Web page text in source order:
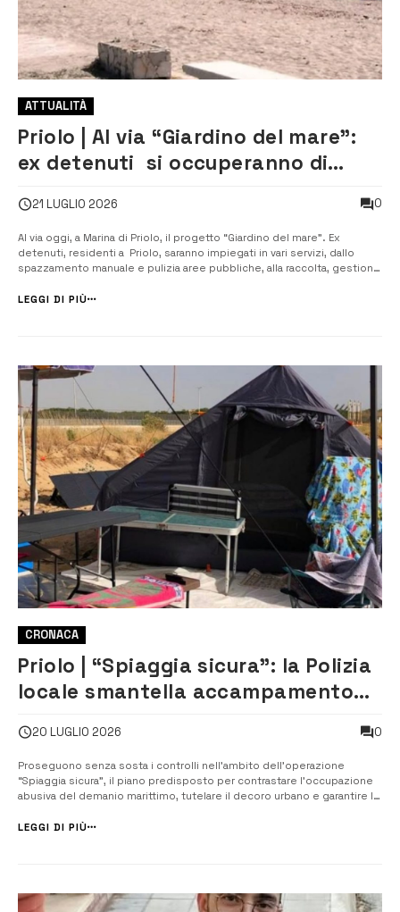
ATTUALITÀ
Priolo | Al via “Giardino del mare”:
ex detenuti si occuperanno di
21 LUGLIO 2026 0
Al via oggi, a Marina di Priolo, il progetto “Giardino del mare”. Ex
detenuti, residenti a Priolo, saranno impiegati in vari servizi, dallo
spazzamento manuale e pulizia aree pubbliche, alla raccolta, gestione
svuotamento cestini, pulizia e sanificazione dei se...
LEGGI DI PIÙ
CRONACA
Priolo | “Spiaggia sicura”: la Polizia
locale smantella accampamento
20 LUGLIO 2026 0
Proseguono senza sosta i controlli nell’ambito dell’operazione
“Spiaggia sicura”, il piano predisposto per contrastare l’occupazione
abusiva del demanio marittimo, tutelare il decoro urbano e garantire la
intervenuti sul litorale di Marina di Priolo, d...
LEGGI DI PIÙ